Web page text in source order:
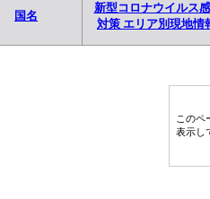
国名
新型コロナウイルス
対策 エリア別現地情
このペ
表示し